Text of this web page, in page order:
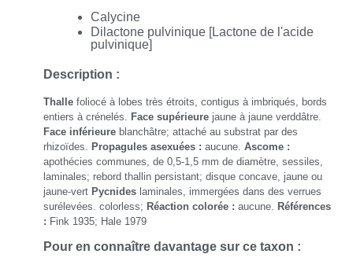
Calycine
Dilactone pulvinique [Lactone de l'acide
pulvinique]
Description :
Thalle foliocé à lobes très étroits, contigus à imbriqués, bords
entiers à crénelés. Face supérieure jaune à jaune verddâtre.
Face inférieure blanchâtre; attaché au substrat par des
rhizoïdes. Propagules asexuées : aucune. Ascome :
apothécies communes, de 0,5-1,5 mm de diamètre, sessiles,
laminales; rebord thallin persistant; disque concave, jaune ou
jaune-vert Pycnides laminales, immergées dans des verrues
surélevées. colorless; Réaction colorée : aucune. Références
: Fink 1935; Hale 1979
Pour en connaître davantage sur ce taxon :